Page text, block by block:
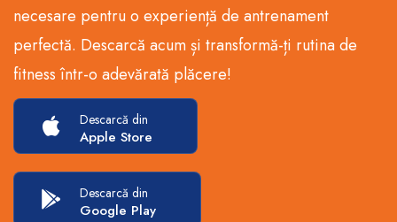
necesare pentru o experiență de antrenament
perfectă. Descarcă acum și transformă-ți rutina de
fitness într-o adevărată plăcere!
Descarcă din
Apple Store
Descarcă din
Google Play